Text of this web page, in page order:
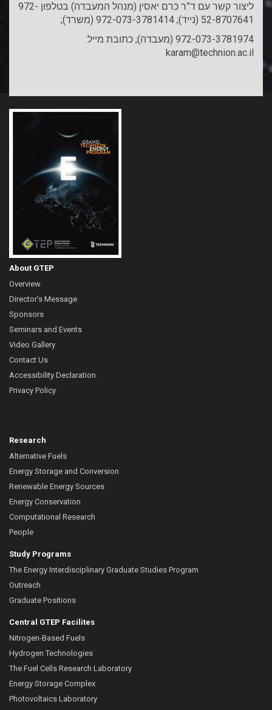
ליצור קשר עם ד”ר כרם יאסין (מנהל המעבדה) בטלפון 972-
52-8707641 (נייד); 972-073-3781414 (משרד);
972-073-3781974 (מעבדה); כתובת מייל:
karam@technion.ac.il
About GTEP
Overview
Director’s Message
Sponsors
Seminars and Events
Video Gallery
Contact Us
Accessibility Declaration
Privacy Policy
Research
Alternative Fuels
Energy Storage and Conversion
Renewable Energy Sources
Energy Conservation
Computational Research
People
Study Programs
The Energy Interdisciplinary Graduate Studies Program
Outreach
Graduate Positions
Central GTEP Facilites
Nitrogen-Based Fuels
Hydrogen Technologies
The Fuel Cells Research Laboratory
Energy Storage Complex
Photovoltaics Laboratory